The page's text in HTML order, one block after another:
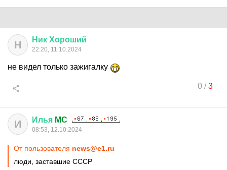
Н Ник Хороший
22:20, 11.10.2024
не видел только зажигалку
0/3
И Илья MC
08:53, 12.10.2024
От пользователя news@e1.ru
люди, заставшие СССР